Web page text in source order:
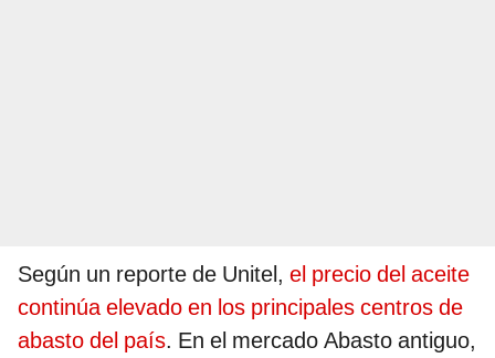
Según un reporte de Unitel, el precio del aceite
continúa elevado en los principales centros de
abasto del país. En el mercado Abasto antiguo,